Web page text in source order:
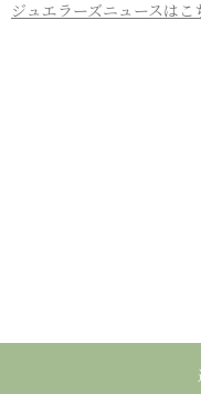
ジュエラーズニュースはこ